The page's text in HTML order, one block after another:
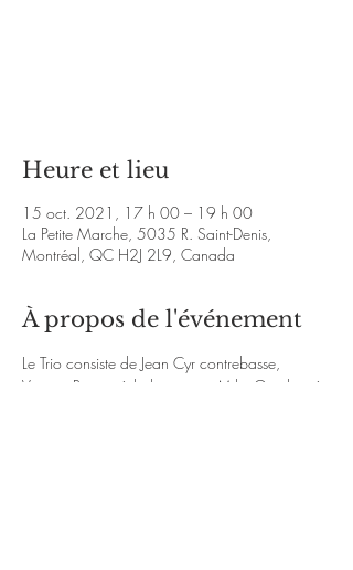
Heure et lieu
15 oct. 2021, 17 h 00 – 19 h 00
La Petite Marche, 5035 R. Saint-Denis,
Montréal, QC H2J 2L9, Canada
À propos de l'événement
Le Trio consiste de Jean Cyr contrebasse,
Vincent Ravary à la batterie et Mike Gauthier à